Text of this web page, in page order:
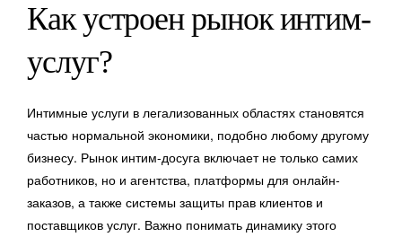
Как устроен рынок интим-
услуг?
Интимные услуги в легализованных областях становятся
частью нормальной экономики, подобно любому другому
бизнесу. Рынок интим-досуга включает не только самих
работников, но и агентства, платформы для онлайн-
заказов, а также системы защиты прав клиентов и
поставщиков услуг. Важно понимать динамику этого